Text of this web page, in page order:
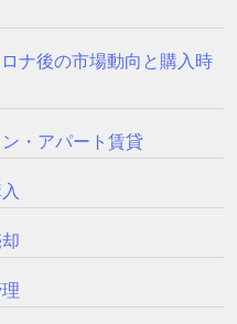
ナ後の市場動向と購入時
・アパート賃貸